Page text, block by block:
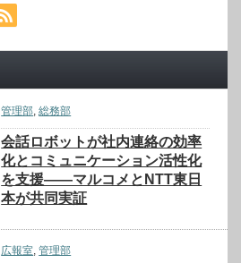
管理部,総務部
会話ロボットが社内連絡の効率
化とコミュニケーション活性化
を支援――マルコメとNTT東日
本が共同実証
広報室,管理部